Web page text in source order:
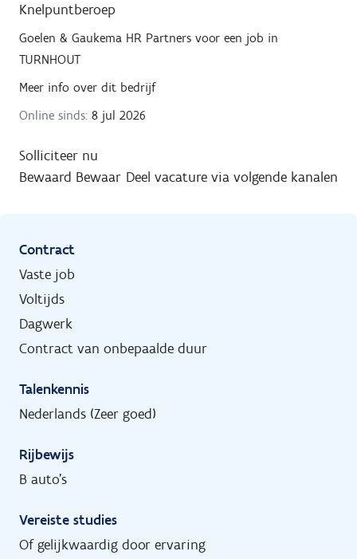
r
Knelpuntberoep
Goelen & Gaukema HR Partners voor een job in
TURNHOUT
Meer info over dit bedrijf
Online sinds: 8 jul 2026
Solliciteer nu
Bewaard Bewaar Deel vacature via volgende kanalen
Contract
Vaste job
Voltijds
Dagwerk
Contract van onbepaalde duur
Talenkennis
Nederlands (Zeer goed)
Rijbewijs
B auto's
Vereiste studies
Of gelijkwaardig door ervaring